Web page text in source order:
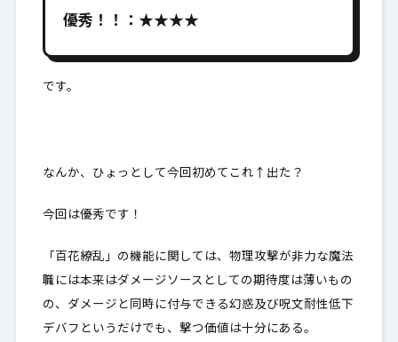
優秀！！：★★★★
です。
なんか、ひょっとして今回初めてこれ↑出た？
今回は優秀です！
「百花繚乱」の機能に関しては、物理攻撃が非力な魔法
職には本来はダメージソースとしての期待度は薄いもの
の、ダメージと同時に付与できる幻惑及び呪文耐性低下
デバフというだけでも、撃つ価値は十分にある。